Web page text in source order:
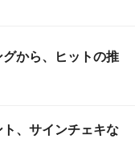
から、ヒットの推
、サインチェキな